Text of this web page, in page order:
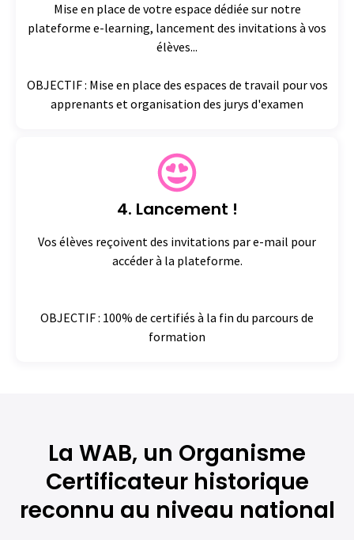
Mise en place de votre espace dédiée sur notre
plateforme e-learning, lancement des invitations à vos
élèves...
OBJECTIF : Mise en place des espaces de travail pour vos
apprenants et organisation des jurys d'examen
4. Lancement !
Vos élèves reçoivent des invitations par e-mail pour
accéder à la plateforme.
OBJECTIF : 100% de certifiés à la fin du parcours de
formation
La WAB, un Organisme
Certificateur historique
reconnu au niveau national